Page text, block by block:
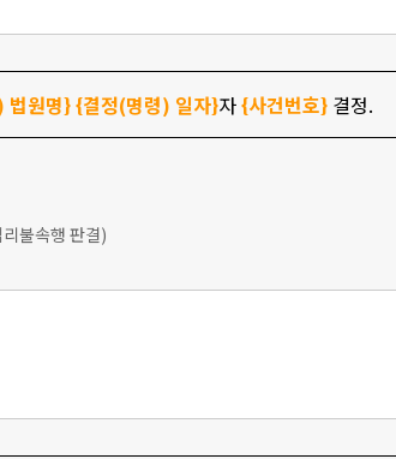
법원명}{결정(명령) 일자}자{사건번호} 결정.
불속행 판결)